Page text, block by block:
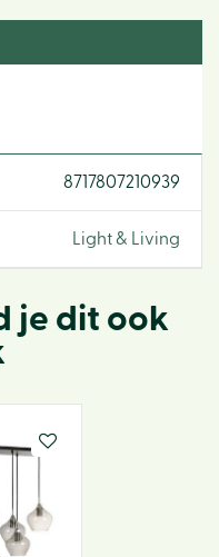
8717807210939
Light & Living
je dit ook